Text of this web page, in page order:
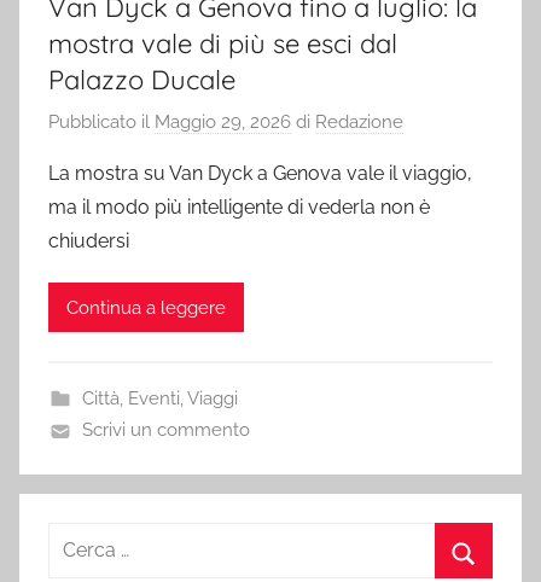
Van Dyck a Genova fino a luglio: la
mostra vale di più se esci dal
Palazzo Ducale
Pubblicato il Maggio 29, 2026 di Redazione
La mostra su Van Dyck a Genova vale il viaggio,
ma il modo più intelligente di vederla non è
chiudersi
Continua a leggere
Città, Eventi,Viaggi
Scrivi un commento
Ricerca